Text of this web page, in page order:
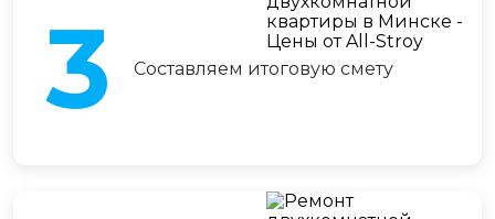
3 Составляем итоговую смету